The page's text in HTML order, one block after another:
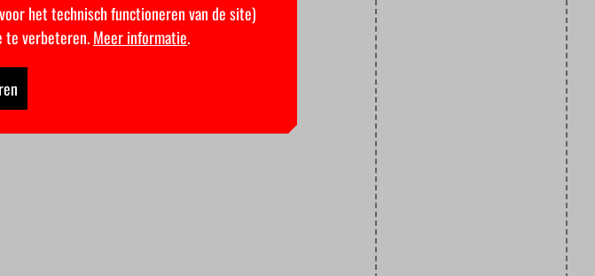
het technisch functioneren van de site)
te verbeteren.Meer informatie.